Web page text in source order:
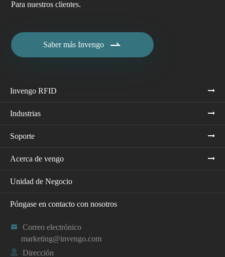
Para nuestros clientes.
Saber más Invengo 
Invengo RFID
Industrias
Soporte
Acerca de vengo
Unidad de Negocio
Póngase en contacto con nosotros

Correo electrónico
marketing@invengo.com
 Dirección